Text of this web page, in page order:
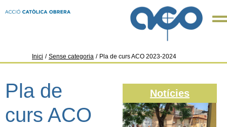
Inici / Sense categoria / Pla de curs ACO 2023-2024
Pla de
curs ACO
Notícies